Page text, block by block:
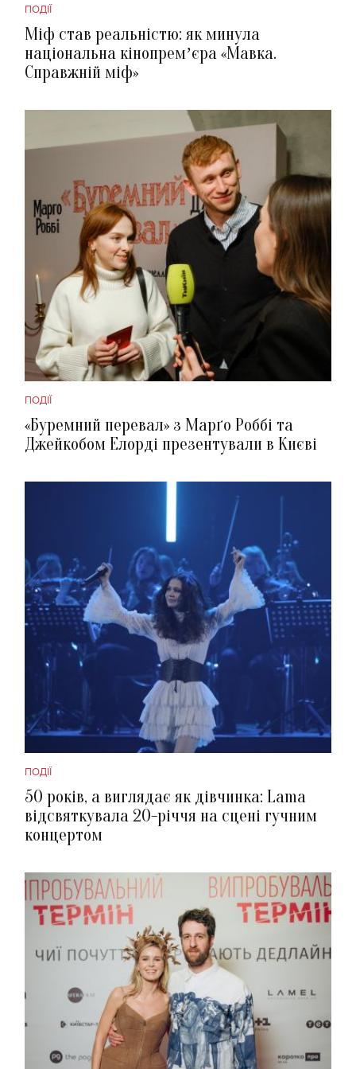
ПОДІЇ
Міф став реальністю: як минула
національна кінопремʼєра «Мавка.
Справжній міф»
ПОДІЇ
«Буремний перевал» з Марґо Роббі та
Джейкобом Елорді презентували в Києві
ПОДІЇ
50 років, а виглядає як дівчинка: Lama
відсвяткувала 20-річчя на сцені гучним
концертом